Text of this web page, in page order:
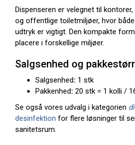
Dispenseren er velegnet til
og offentlige toiletmiljøer, hvor
udtryk er vigtigt. Den kompakte
placere i forskellige miljøer.
Salgsenhed og
Salgsenhed: 1 stk
Pakkenhed: 20 stk = 1 kolli /
Se også vores udvalg i kategorien
desinfektion for flere løsninger til
sanitetsrum.